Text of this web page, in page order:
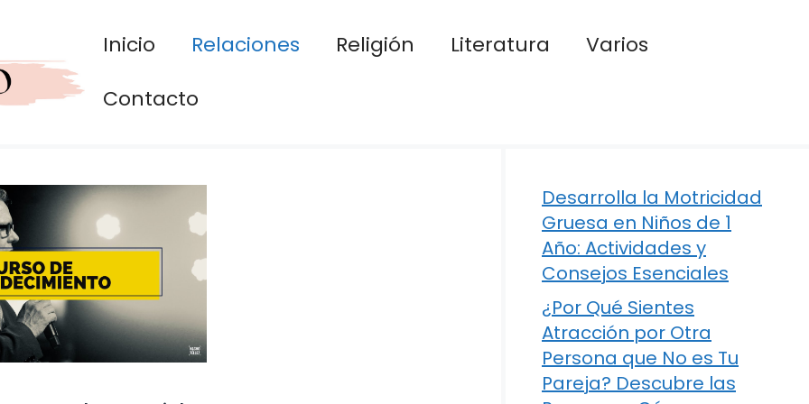
Inicio Relaciones Religión Literatura
Varios
Contacto
Desarrolla la Motricidad
Gruesa en Niños de 1
Año: Actividades y
Consejos Esenciales
¿Por Qué Sientes
Atracción por Otra
Persona que No es Tu
Pareja? Descubre las